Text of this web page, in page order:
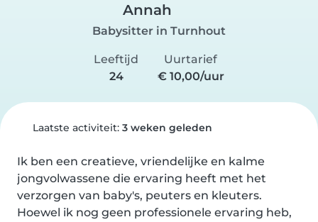
Annah
Babysitter in Turnhout
Leeftijd
24
Uurtarief
€ 10,00/uur
Laatste activiteit: 3 weken geleden
Ik ben een creatieve, vriendelijke en kalme
jongvolwassene die ervaring heeft met het
verzorgen van baby's, peuters en kleuters.
Hoewel ik nog geen professionele ervaring heb,